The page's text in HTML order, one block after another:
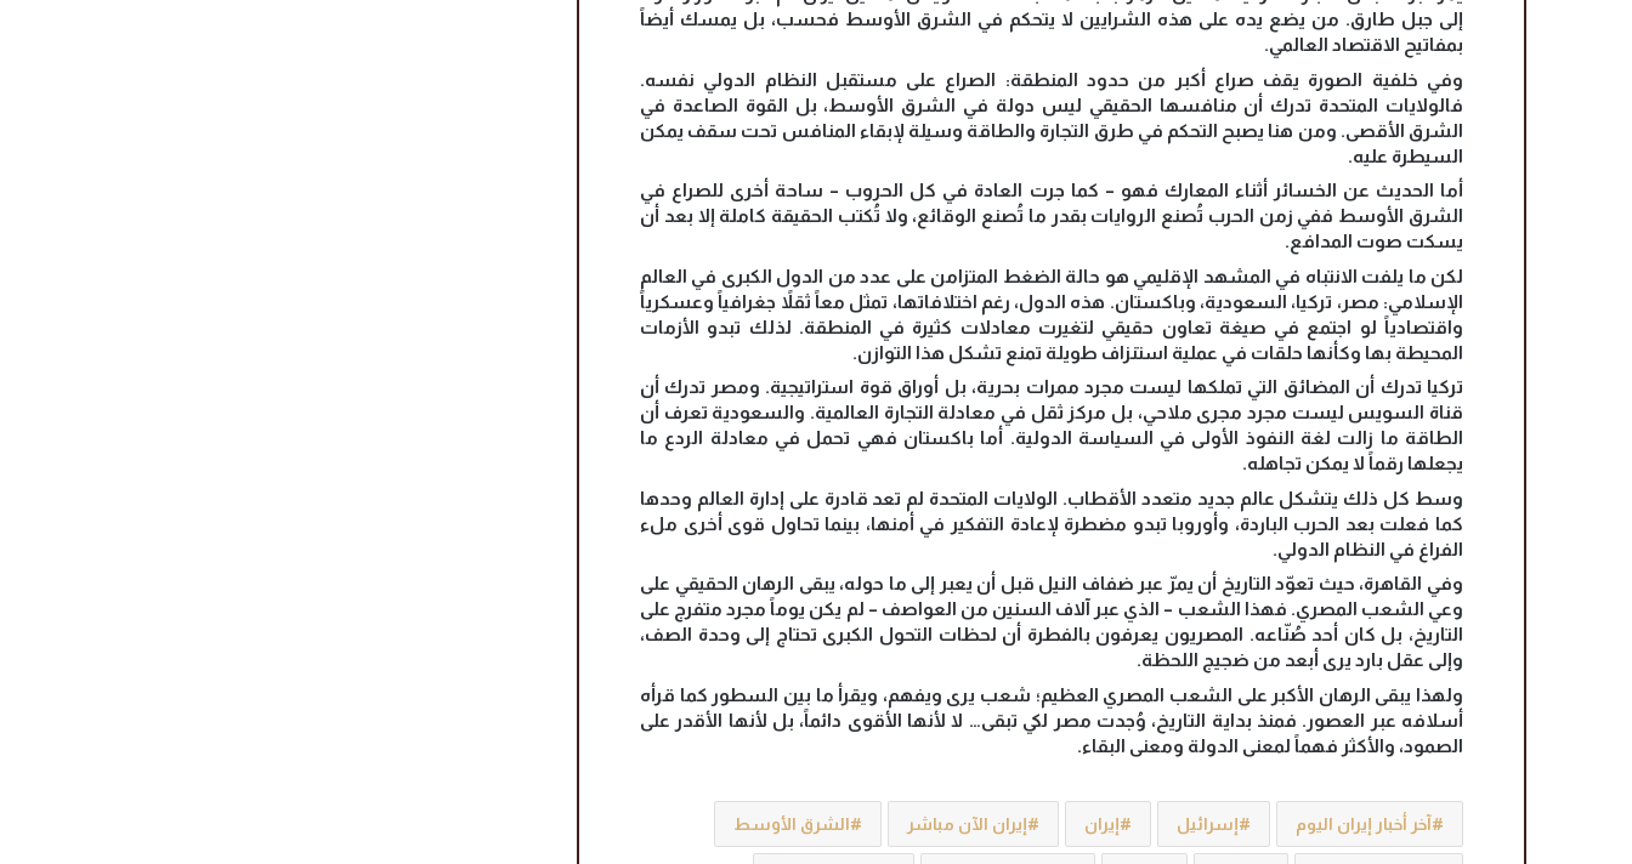
إلى جبل طارق. من يضع يده على هذه الشرايين لا يتحكم في الشرق الأوسط فحسب، بل يمسك أيضاً
بمفاتيح الاقتصاد العالمي.
وفي خلفية الصورة يقف صراع أكبر من حدود المنطقة: الصراع على مستقبل النظام الدولي نفسه.
فالولايات المتحدة تدرك أن منافسها الحقيقي ليس دولة في الشرق الأوسط، بل القوة الصاعدة في
الشرق الأقصى. ومن هنا يصبح التحكم في طرق التجارة والطاقة وسيلة لإبقاء المنافس تحت سقف يمكن
السيطرة عليه.
أما الحديث عن الخسائر أثناء المعارك فهو – كما جرت العادة في كل الحروب – ساحة أخرى للصراع في
الشرق الأوسط ففي زمن الحرب تُصنع الروايات بقدر ما تُصنع الوقائع، ولا تُكتب الحقيقة كاملة إلا بعد أن
يسكت صوت المدافع.
لكن ما يلفت الانتباه في المشهد الإقليمي هو حالة الضغط المتزامن على عدد من الدول الكبرى في العالم
الإسلامي: مصر، تركيا، السعودية، وباكستان. هذه الدول، رغم اختلافاتها، تمثل معاً ثقلاً جغرافياً وعسكرياً
واقتصادياً لو اجتمع في صيغة تعاون حقيقي لتغيرت معادلات كثيرة في المنطقة. لذلك تبدو الأزمات
المحيطة بها وكأنها حلقات في عملية استنزاف طويلة تمنع تشكل هذا التوازن.
تركيا تدرك أن المضائق التي تملكها ليست مجرد ممرات بحرية، بل أوراق قوة استراتيجية. ومصر تدرك أن
قناة السويس ليست مجرد مجرى ملاحي، بل مركز ثقل في معادلة التجارة العالمية. والسعودية تعرف أن
الطاقة ما زالت لغة النفوذ الأولى في السياسة الدولية. أما باكستان فهي تحمل في معادلة الردع ما
يجعلها رقماً لا يمكن تجاهله.
وسط كل ذلك يتشكل عالم جديد متعدد الأقطاب. الولايات المتحدة لم تعد قادرة على إدارة العالم وحدها
كما فعلت بعد الحرب الباردة، وأوروبا تبدو مضطرة لإعادة التفكير في أمنها، بينما تحاول قوى أخرى ملء
الفراغ في النظام الدولي.
وفي القاهرة، حيث تعوّد التاريخ أن يمرّ عبر ضفاف النيل قبل أن يعبر إلى ما حوله، يبقى الرهان الحقيقي على
وعي الشعب المصري. فهذا الشعب – الذي عبر آلاف السنين من العواصف – لم يكن يوماً مجرد متفرج على
التاريخ، بل كان أحد صُنّاعه. المصريون يعرفون بالفطرة أن لحظات التحول الكبرى تحتاج إلى وحدة الصف،
وإلى عقل بارد يرى أبعد من ضجيج اللحظة.
ولهذا يبقى الرهان الأكبر على الشعب المصري العظيم؛ شعب يرى ويفهم، ويقرأ ما بين السطور كما قرأه
أسلافه عبر العصور. فمنذ بداية التاريخ، وُجدت مصر لكي تبقى… لا لأنها الأقوى دائماً، بل لأنها الأقدر على
الصمود، والأكثر فهماً لمعنى الدولة ومعنى البقاء.
آخر أخبار إيران اليوم إسرائيل إيران إيران الآن مباشر الشرق الأوسط